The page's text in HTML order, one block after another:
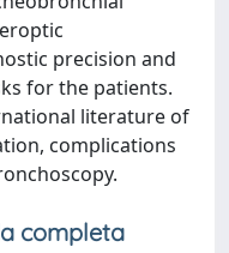
precision and
for the patients.
literature of
complications
completa